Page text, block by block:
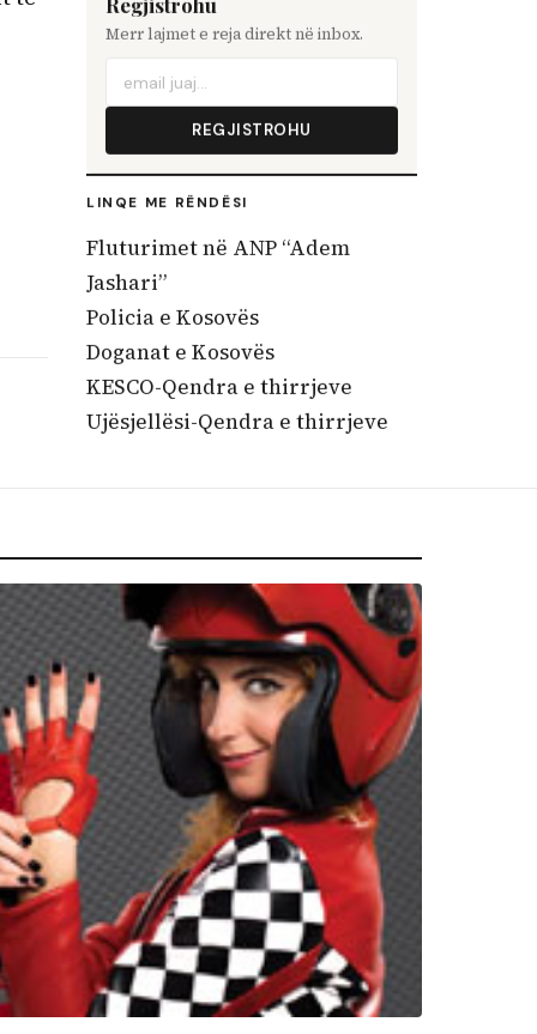
Merr lajmet e reja direkt në inbox.
REGJISTROHU
LINQE ME RËNDËSI
Fluturimet në ANP “Adem
Jashari”
Policia e Kosovës
Doganat e Kosovës
KESCO-Qendra e thirrjeve
Ujësjellësi-Qendra e thirrjeve